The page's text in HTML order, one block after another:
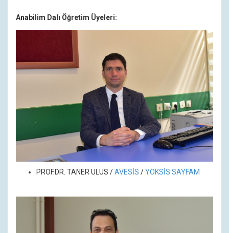
Anabilim Dalı Öğretim Üyeleri:
PROF.DR. TANER ULUS /AVESİS /YÖKSİS SAYFAM